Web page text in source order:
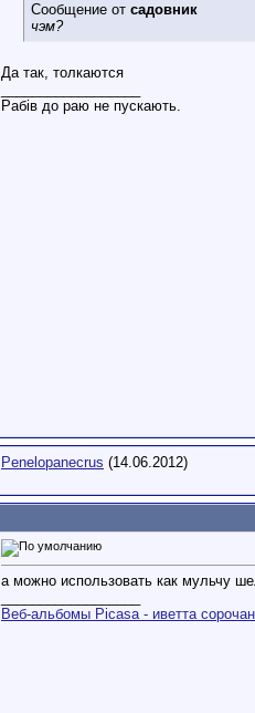
Сообщение от садовник
чэм?
Да так, толкаются
Рабів до раю не пускають.
Penelopanecrus (14.06.2012)
а можно использовать как мульчу
Веб-альбомы Picasa - иветта сорочан